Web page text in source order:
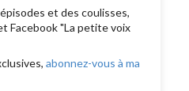
et des coulisses,
Facebook "La petite voix
abonnez-vous à ma